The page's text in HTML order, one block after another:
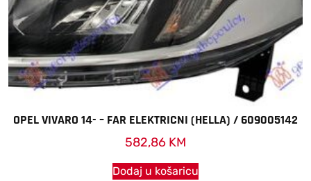
OPEL VIVARO 14- – FAR ELEKTRICNI (HELLA) / 609005142
582,86 KM
Dodaj u košaricu